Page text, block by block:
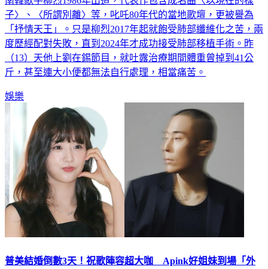
子〉、〈所謂別離〉等，叱吒80年代的當地歌壇，更被譽為
「抒情天王」。只是柳烈2017年起就飽受肺部纖維化之苦，兩
度歷經配對失敗，直到2024年才成功接受肺部移植手術。昨
（13）天他上劉在錫節目，就吐露治療期間體重曾掉到41公
斤，甚至連大小便都無法自行處理，相當痛苦。
娛樂
普美結婚倒數3天！祝歌陣容超大咖 Apink好姐妹到場「外